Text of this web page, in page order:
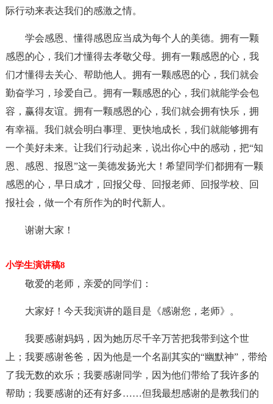
际行动来表达我们的感激之情。
学会感恩、懂得感恩应当成为每个人的美德。拥有一颗
感恩的心，我们才懂得去孝敬父母。拥有一颗感恩的心，我
们才懂得去关心、帮助他人。拥有一颗感恩的心，我们就会
勤奋学习，珍爱自己。拥有一颗感恩的心，我们就能学会包
容，赢得友谊。拥有一颗感恩的心，我们就会拥有快乐，拥
有幸福。我们就会明白事理、更快地成长，我们就能够拥有
一个美好未来。让我们行动起来，说出你心中的感动，把“知
恩、感恩、报恩”这一美德发扬光大！希望同学们都拥有一颗
感恩的心，早日成才，回报父母、回报老师、回报学校、回
报社会，做一个有所作为的时代新人。
谢谢大家！
小学生演讲稿8
敬爱的老师，亲爱的同学们：
大家好！今天我演讲的题目是《感谢您，老师》。
我要感谢妈妈，因为她历尽千辛万苦把我带到这个世
上；我要感谢爸爸，因为他是一个名副其实的“幽默神”，带给
了我无数的欢乐；我要感谢同学，因为他们带给了我许多的
帮助；我要感谢的还有好多……但我最想感谢的是教我们的